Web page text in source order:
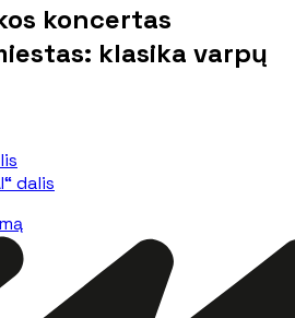
koncertas
klasika varpų
dalis